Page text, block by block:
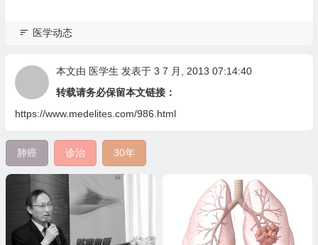
医学动态
本文由 医学生 发表于 3 7 月, 2013 07:14:40
转载请务必保留本文链接：
https://www.medelites.com/986.html
肺癌 诊治 30年